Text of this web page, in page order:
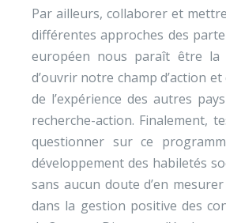
Par ailleurs, collaborer et
différentes approches des
européen nous paraît être la
d’ouvrir notre champ d’action
de l’expérience des autres
recherche-action. Finalement,
questionner sur ce
développement des habiletés
sans aucun doute d’en
dans la gestion positive des